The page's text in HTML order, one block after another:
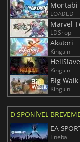
Montabi
LOADED
Marvel
LDShop
Akatori
Kinguin
Kinguin
Big Walk
Kinguin
DISPONÍVEL
EA
Eneba